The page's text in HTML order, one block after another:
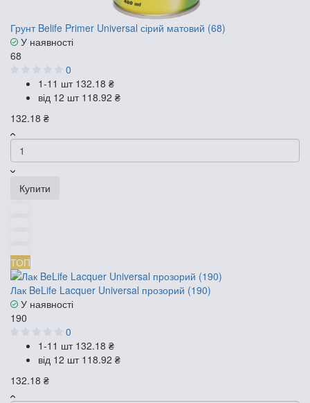
Грунт Belife Primer Universal сірий матовий (68)
У наявності
68
0
1-11 шт 132.18 ₴
від 12 шт 118.92 ₴
132.18 ₴
Купити
ТОП
Лак BeLife Lacquer Universal прозорий (190)
У наявності
190
0
1-11 шт 132.18 ₴
від 12 шт 118.92 ₴
132.18 ₴